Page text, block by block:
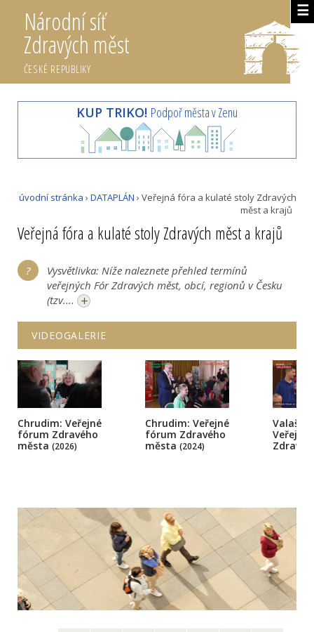
☰
Národní síť
Zdravých měst
ČESKÉ REPUBLIKY
KUP TRIKO! Podpoř města v Zenu
úvodní stránka › DATAPLÁN › Veřejná fóra a kulaté stoly Zdravých
měst a krajů
Veřejná fóra a kulaté stoly Zdravých měst a krajů
Vysvětlivka: Níže naleznete přehled termínů
veřejných Fór Zdravých měst, obcí, regionů v Česku
(tzv.... +
VIDEOGALERIE
Chrudim: Veřejné
fórum Zdravého
města (2026)
Chrudim: Veřejné
fórum Zdravého
města (2024)
Veřejné